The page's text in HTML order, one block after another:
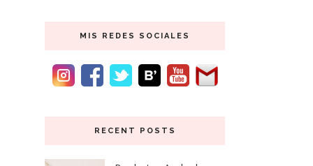
MIS REDES SOCIALES
RECENT POSTS